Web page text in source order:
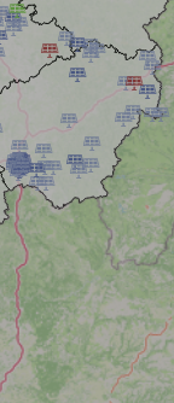










 



 














 
 








